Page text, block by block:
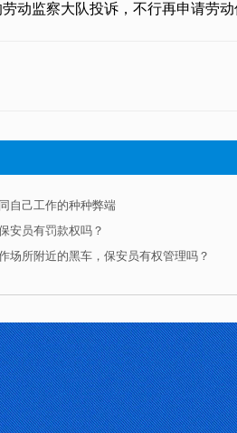
动监察大队投诉，不行再申请劳动
自己工作的种种弊端
安员有罚款权吗？
场所附近的黑车，保安员有权管理吗？